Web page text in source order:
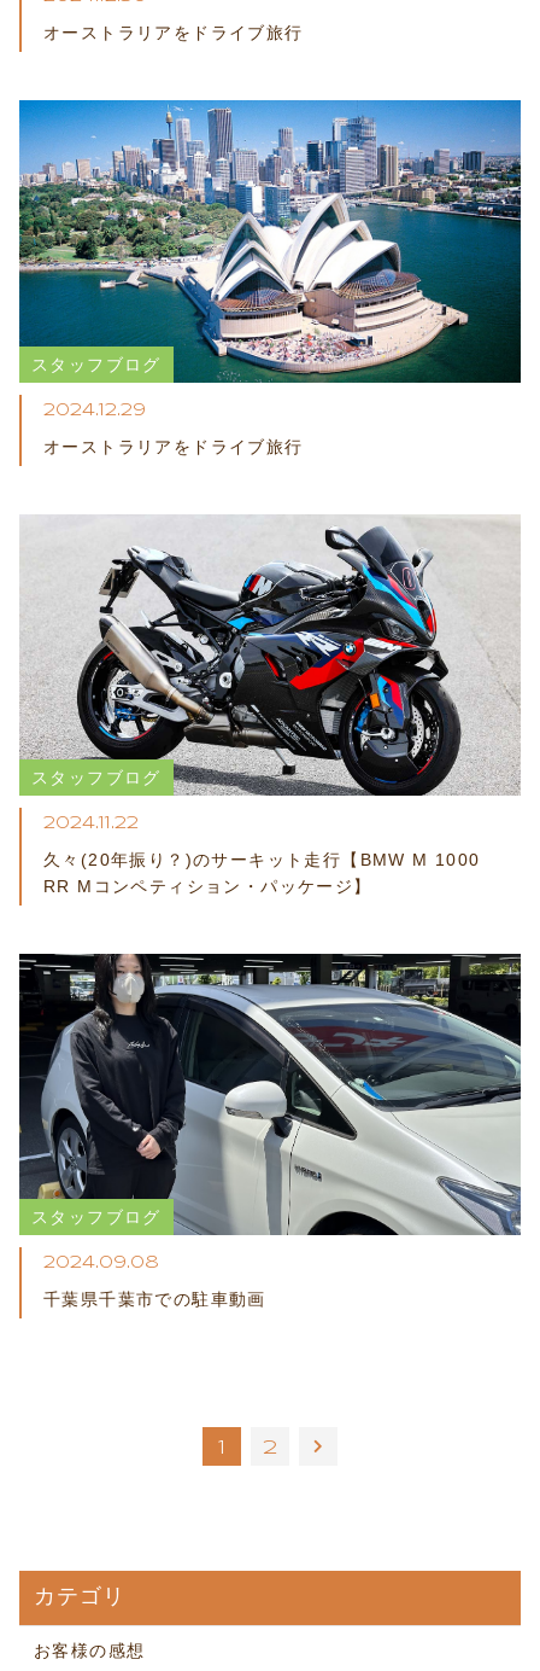
オーストラリアをドライブ​旅行
スタッフブログ
2024.12.29
オーストラリアをドライブ​旅行
スタッフブログ
2024.11.22
久々(20年振り？)のサーキット走行【BMW M 1000
RR Mコンペティション・パッケージ】
スタッフブログ
2024.09.08
千葉県千葉市での駐車動画
1 2
カテゴリ
お客様の感想